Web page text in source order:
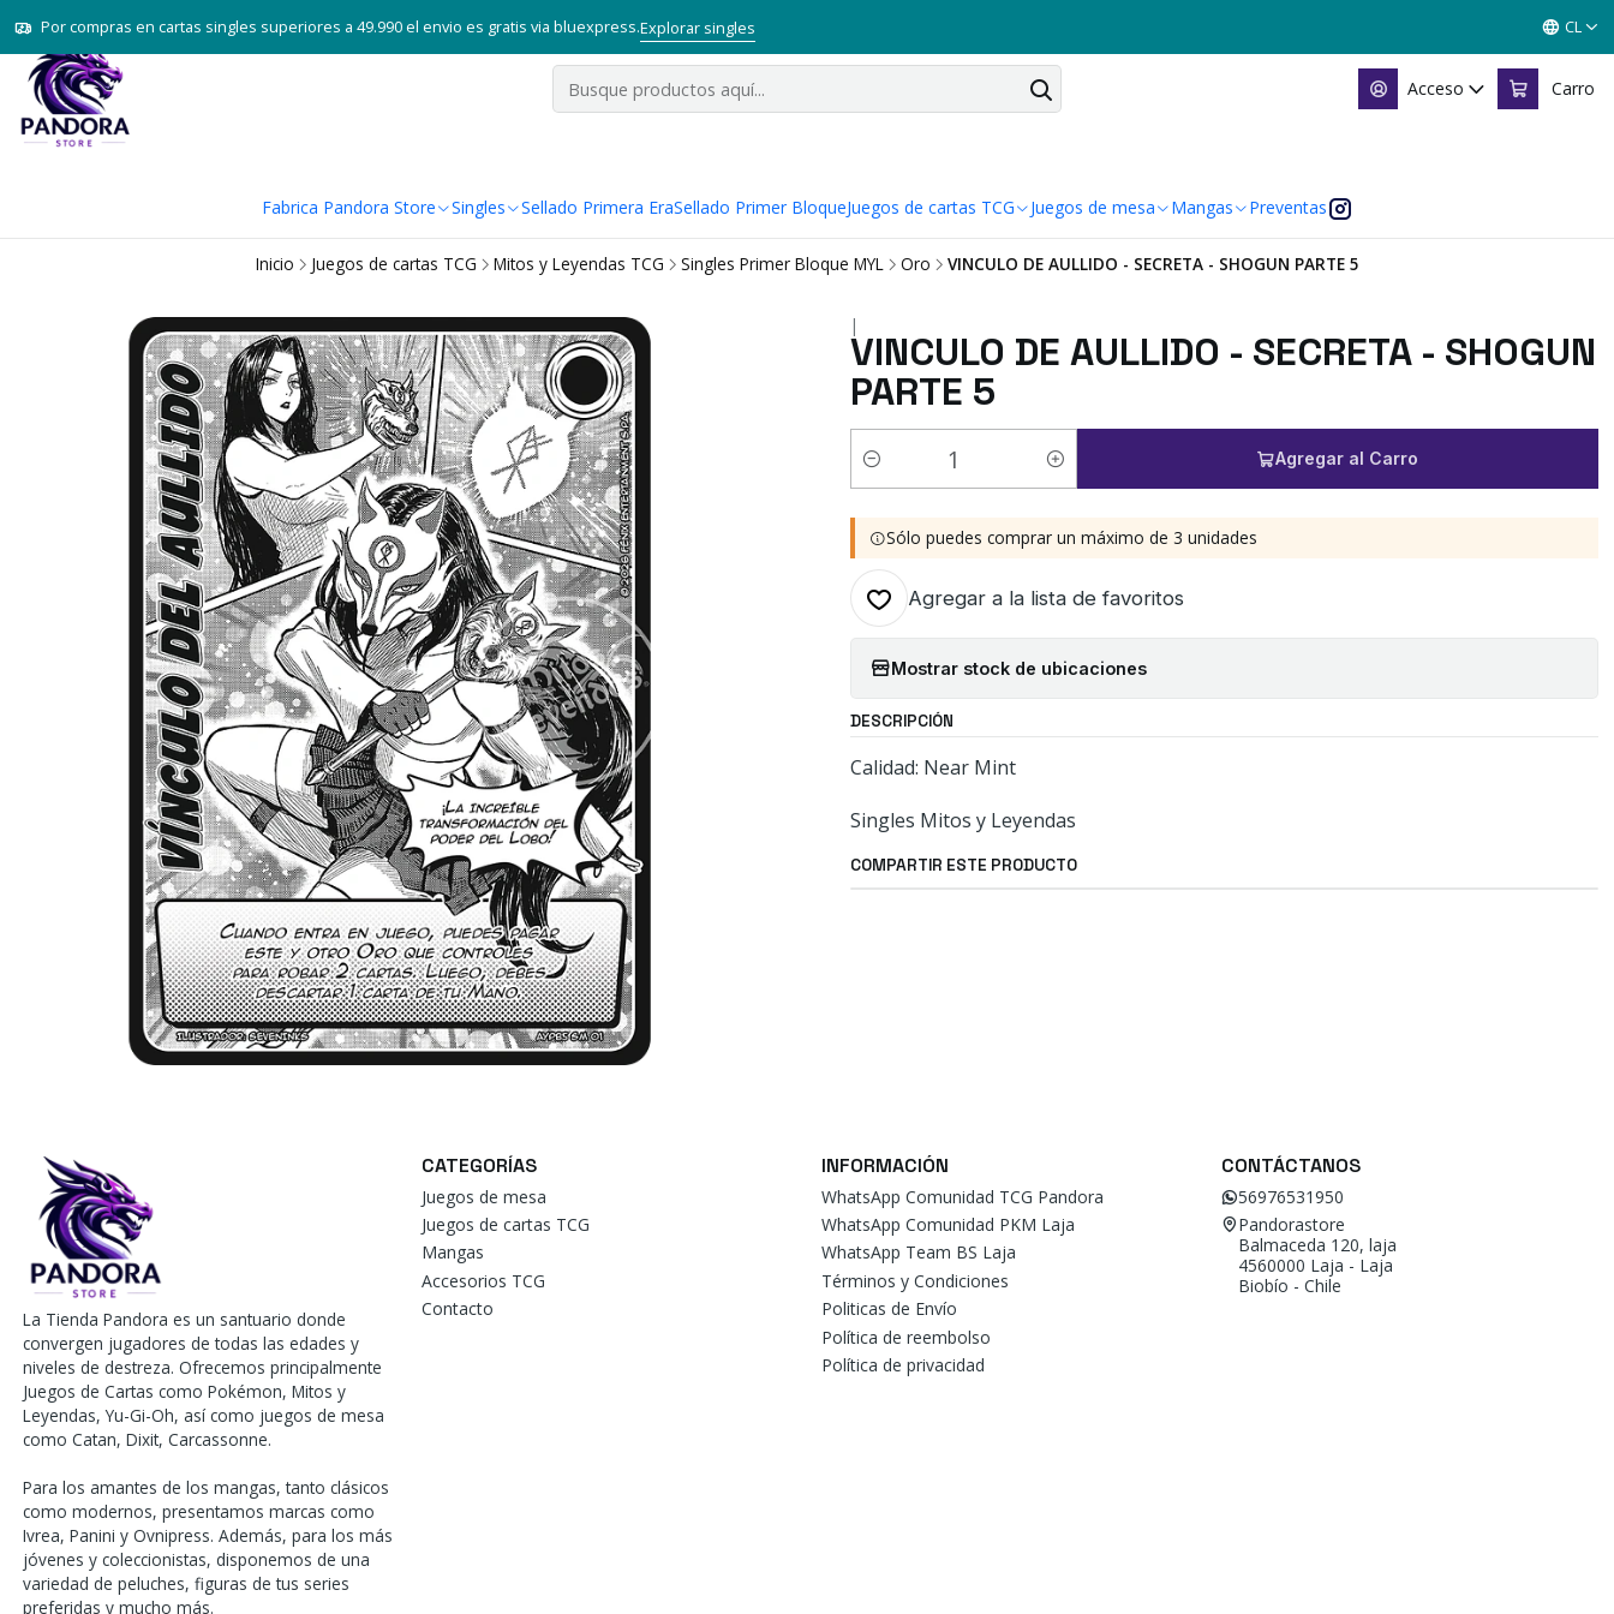
Acceso Carro
Fabrica Pandora Store Singles Sellado Primera EraSellado Primer BloqueJuegos de cartas TCG Juegos de mesa Mangas Preventas
Por compras en cartas singles superiores a 49.990 el envio es gratis via bluexpress.Explorar singles CL
Inicio Juegos de cartas TCG Mitos y Leyendas TCG Singles Primer Bloque MYL Oro VINCULO DE AULLIDO - SECRETA - SHOGUN PARTE 5
|
VINCULO DE AULLIDO - SECRETA - SHOGUN
PARTE 5
Cantidad
Agregar al Carro
Sólo puedes comprar un máximo de 3 unidades
Agregar a la lista de favoritos
Mostrar stock de ubicaciones
DESCRIPCIÓN
Calidad: Near Mint
Singles Mitos y Leyendas
COMPARTIR ESTE PRODUCTO
La Tienda Pandora es un santuario donde
convergen jugadores de todas las edades y
niveles de destreza. Ofrecemos principalmente
Juegos de Cartas como Pokémon, Mitos y
Leyendas, Yu-Gi-Oh, así como juegos de mesa
como Catan, Dixit, Carcassonne.
Para los amantes de los mangas, tanto clásicos
como modernos, presentamos marcas como
Ivrea, Panini y Ovnipress. Además, para los más
jóvenes y coleccionistas, disponemos de una
variedad de peluches, figuras de tus series
preferidas y mucho más.
CATEGORÍAS
Juegos de mesa
Juegos de cartas TCG
Mangas
Accesorios TCG
Contacto
INFORMACIÓN
WhatsApp Comunidad TCG Pandora
WhatsApp Comunidad PKM Laja
WhatsApp Team BS Laja
Términos y Condiciones
Politicas de Envío
Política de reembolso
Política de privacidad
CONTÁCTANOS
56976531950
Pandorastore
Balmaceda 120, laja
4560000 Laja - Laja
Biobío - Chile